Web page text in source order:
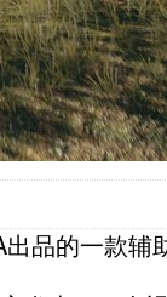
品的一款